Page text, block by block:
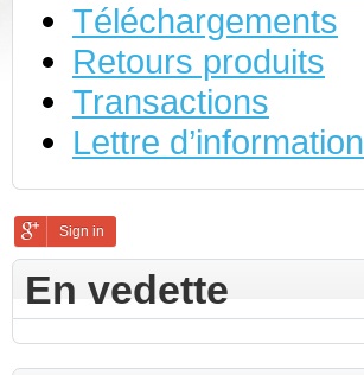
Téléchargements
Retours produits
Transactions
Lettre d’information
Sign in
En vedette